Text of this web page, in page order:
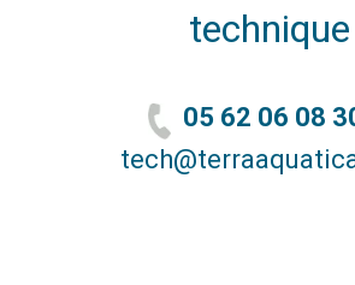
technique
05 62 06 08